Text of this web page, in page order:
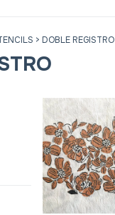
> DOBLE REGISTRO